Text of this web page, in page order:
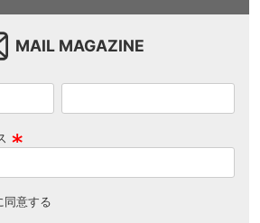
MAIL MAGAZINE
須
同意する